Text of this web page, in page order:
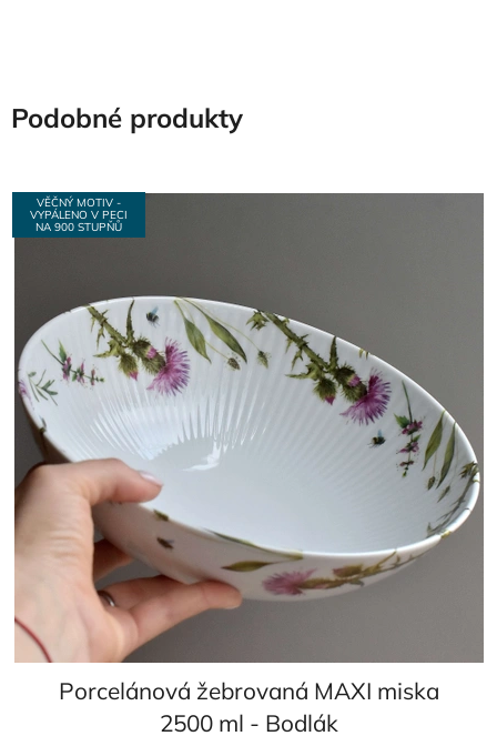
Podobné produkty
VĚČNÝ MOTIV -
VYPÁLENO V PECI
NA 900 STUPŇŮ
Porcelánová žebrovaná MAXI miska
2500 ml - Bodlák